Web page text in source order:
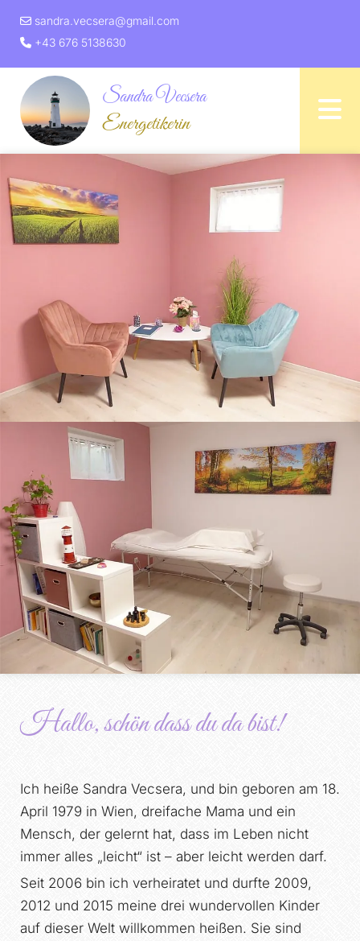
 sandra.vecsera@gmail.com
 +43 676 5138630
Sandra Vecsera
Energetikerin
Hallo, schön dass du da bist!
Ich heiße Sandra Vecsera, und bin geboren am 18.
April 1979 in Wien, dreifache Mama und ein
Mensch, der gelernt hat, dass im Leben nicht
immer alles „leicht“ ist – aber leicht werden darf.
Seit 2006 bin ich verheiratet und durfte 2009,
2012 und 2015 meine drei wundervollen Kinder
auf dieser Welt willkommen heißen. Sie sind